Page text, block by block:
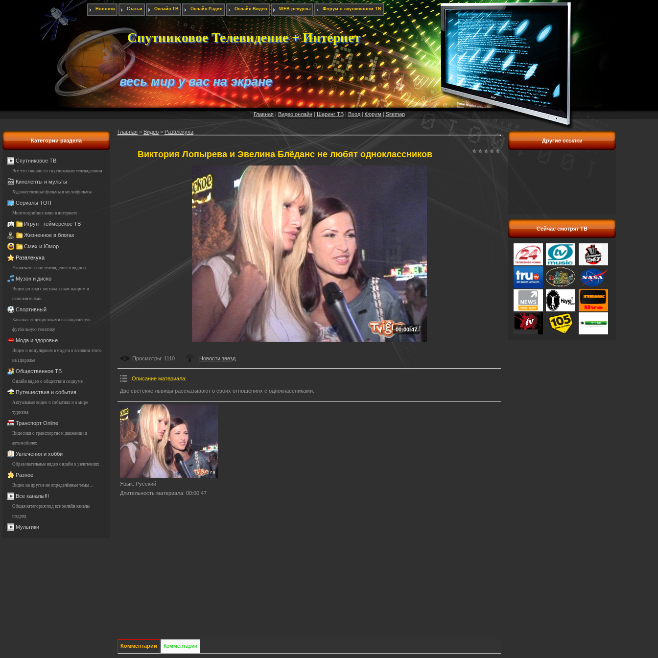
Новости Статьи Онлайн ТВ Онлайн Радио Онлайн Видео WEB ресурсы Форум о спутниковом ТВ
Спутниковое Телевидение + Интернет
весь мир у вас на экране
Главная| Видео онлайн| Шаринг ТВ| Вход| Форум| Sitemap
Категории раздела
Спутниковое ТВ
Всё что связано со спутниковым телевидением
Киноленты и мульты
Художественные фильмы и мультфильмы
Сериалы ТОП
Многосерийное кино в интернете
Игрун - геймерское ТВ
Жизненное в блогах
Смех и Юмор
Развлекуха
Развлекательное телевидение и видосы
Музон и диско
Видео ролики с музыкальным жанром и
исполнителями
Спортивный
Каналы с видеороликами на спортивную
футбольную тематику
Мода и здоровье
Видео о популярном в моде и о влиянии этого
на здоровье
Общественное ТВ
Онлайн видео о обществе и социуме
Путешествия и события
Актуальные видео о событиях и о мире
туризма
Транспорт Online
Видосики о транспортном движении и
автомобилях
Увлечения и хобби
Образовательные видео онлайн о увлечениях
Разное
Видео на другие не определённые темы ...
Все каналы!!!
Общая категория под все онлайн каналы
подряд
Мультики
Главная » Видео » Развлекуха
Виктория Лопырева и Эвелина Блёданс не любят одноклассников
00:00:47
Просмотры: 1110 Новости звезд
Описание материала:
Две светские львицы рассказывают о своих отношениях с одноклассниками.
Язык: Русский
Длительность материала: 00:00:47
Комментарии Комментарии
Другие ссылки
Сейчас смотрят ТВ